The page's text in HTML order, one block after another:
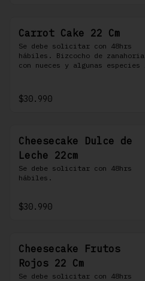
Carrot Cake 22 Cm
Se debe solicitar con 48hrs
hábiles. Bizcocho de zanahoria
con nueces y algunas especies
crema.
$30.990
Cheesecake Dulce de
Leche 22cm
Se debe solicitar con 48hrs
hábiles.
$30.990
Cheesecake Frutos
Rojos 22 Cm
Se debe solicitar con 48hrs